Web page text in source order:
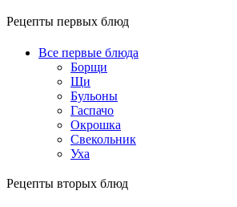
Рецепты первых блюд
Все первые блюда
Борщи
Щи
Бульоны
Гаспачо
Окрошка
Свекольник
Уха
Рецепты вторых блюд